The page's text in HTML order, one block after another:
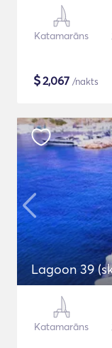
Katamarāns
$2,067 /nakts
Lagoon 39
Katamarāns